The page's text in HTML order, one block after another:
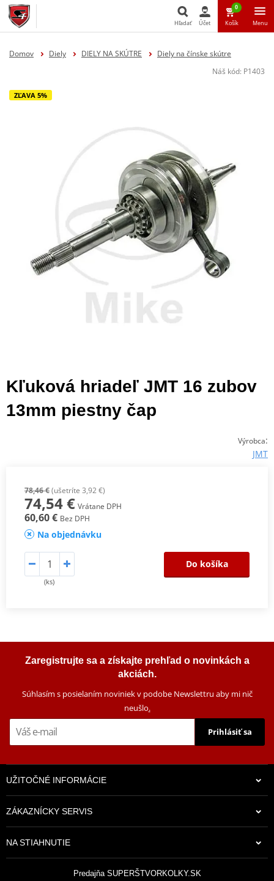
Hľadať
Hľadať Účet
0
Košík Menu
Domov Diely DIELY NA SKÚTRE
Diely na čínske skútre
Náš kód: P1403
ZĽAVA 5%
Kľuková hriadeľ JMT 16 zubov
13mm piestny čap
Výrobca:
JMT
78,46 €(ušetríte 3,92 €)
74,54 € Vrátane DPH
60,60 € Bez DPH
Na objednávku
(ks)
Do košíka
Zaregistrujte sa a získajte prehľad o novinkách a
akciách.
Súhlasím s posielaním noviniek v podobe Newslettru aby mi nič
neušlo.
Prihlásiť sa
UŽITOČNÉ INFORMÁCIE
ZÁKAZNÍCKY SERVIS
NA STIAHNUTIE
Predajňa SUPERŠTVORKOLKY.SK